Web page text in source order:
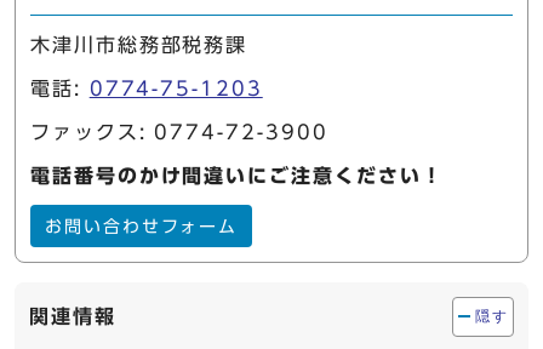
木津川市総務部税務課
電話: 0774-75-1203
ファックス: 0774-72-3900
電話番号のかけ間違いにご注意ください！
お問い合わせフォーム
関連情報 隠す